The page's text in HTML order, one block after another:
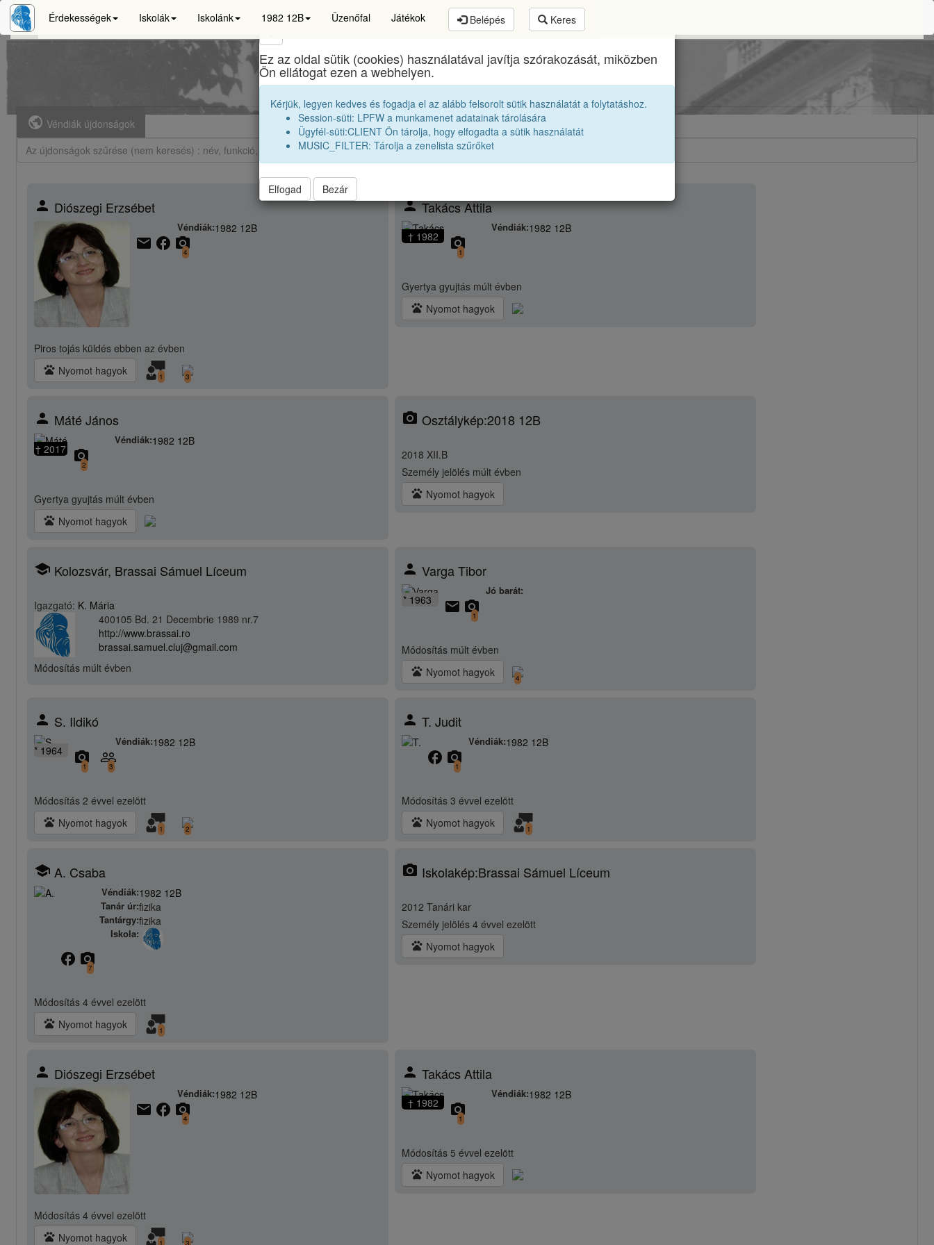
Érdekességek Iskolák Iskolánk 1982 12B Üzenőfal Játékok Belépés Keres
Brassai Sámuel Líceumegykori diákjai 1982 12B
public Véndiák újdonságok
person Diószegi Erzsébet
Véndiák:1982 12B
email facebook camera_alt
4
Piros tojás küldés ebben az évben
pets Nyomot hagyok 1 3
personTakács Attila
† 1982
Véndiák:1982 12B
camera_alt
1
Gyertya gyujtás múlt évben
pets Nyomot hagyok
person Máté János
† 2017
Véndiák:1982 12B
camera_alt
2
Gyertya gyujtás múlt évben
pets Nyomot hagyok
photo_camera Osztálykép:2018 12B
2018 XII.B
Személy jelölés múlt évben
pets Nyomot hagyok
school Kolozsvár, Brassai Sámuel Líceum
Igazgató: K. Mária
400105 Bd. 21 Decembrie 1989 nr.7
http://www.brassai.ro
brassai.samuel.cluj@gmail.com
Módosítás múlt évben
person Varga Tibor
* 1963
Jó barát:
email camera_alt
1
Módosítás múlt évben
pets Nyomot hagyok 4
person S. Ildikó
* 1964
Véndiák:1982 12B
camera_alt
1
people_outline
3
Módosítás 2 évvel ezelött
pets Nyomot hagyok 1 2
person T. Judit
Véndiák:1982 12B
facebook camera_alt
1
Módosítás 3 évvel ezelött
pets Nyomot hagyok 1
school A. Csaba
Véndiák:1982 12B
Tanár úr:fizika
Tantárgy:fizika
Iskola:
facebook camera_alt
7
Módosítás 4 évvel ezelött
pets Nyomot hagyok 1
photo_camera Iskolakép:Brassai Sámuel Líceum
2012 Tanári kar
Személy jelölés 4 évvel ezelött
pets Nyomot hagyok
person Diószegi Erzsébet
Véndiák:1982 12B
email facebook camera_alt
4
Módosítás 4 évvel ezelött
pets Nyomot hagyok
person Takács Attila
† 1982
Véndiák:1982 12B
camera_alt
1
Módosítás 5 évvel ezelött
pets Nyomot hagyok
Ez az oldal sütik (cookies) használatával javítja szórakozását, miközben
Ön ellátogat ezen a webhelyen.
Kérjük, legyen kedves és fogadja el az alább felsorolt sütik használatát a folytatáshoz.
Session-süti: LPFW a munkamenet adatainak tárolására
Ügyfél-süti:CLIENT Ön tárolja, hogy elfogadta a sütik használatát
MUSIC_FILTER: Tárolja a zenelista szűrőket
Elfogad Bezár